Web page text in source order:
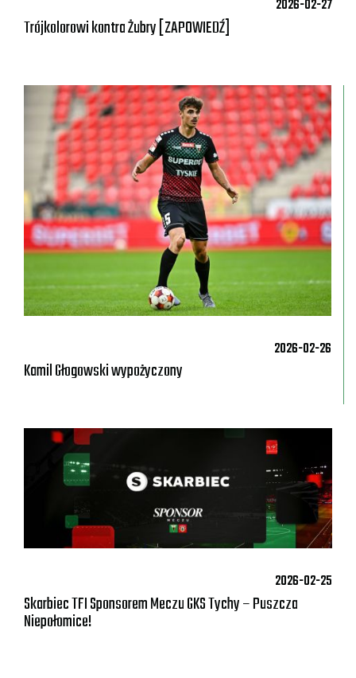
2026-02-27
Trójkolorowi kontra Żubry [ZAPOWIEDŹ]
2026-02-26
Kamil Głogowski wypożyczony
2026-02-25
Skarbiec TFI Sponsorem Meczu GKS Tychy – Puszcza
Niepołomice!